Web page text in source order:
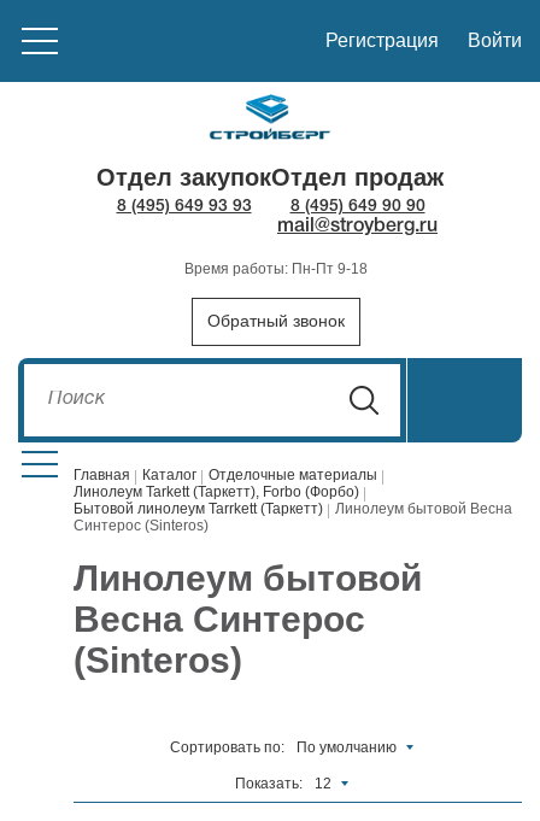
Регистрация Войти
Отдел закупок
8 (495) 649 93 93
Отдел продаж
8 (495) 649 90 90
mail@stroyberg.ru
Время работы: Пн-Пт 9-18
Обратный звонок
Стройматериалы
Отделочные
материалы
5927
Инструменты
водоснабжение
оборудование
196
Главная Каталог
Отделочные материалы
Линолеум Tarkett (Таркетт), Forbo (Форбо)
Бытовой линолеум Tarrkett (Таркетт)
Линолеум бытовой Весна
Синтерос (Sinteros)
Линолеум бытовой
Весна Синтерос
(Sinteros)
Сортировать по: По умолчанию
Показать: 12